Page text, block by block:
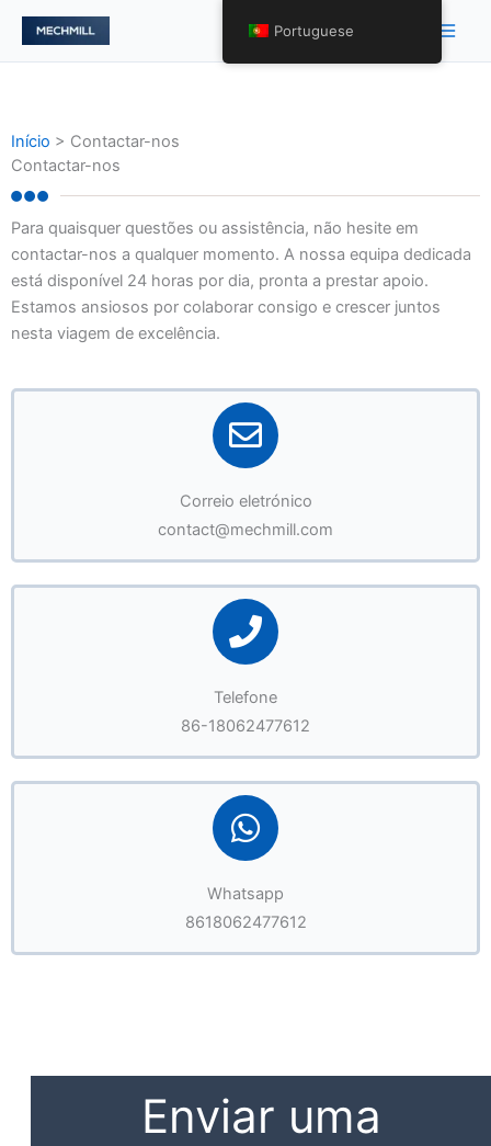
内
Início > Contactar-nos
Contactar-nos
Para quaisquer questões ou assistência, não hesite em
contactar-nos a qualquer momento. A nossa equipa dedicada
está disponível 24 horas por dia, pronta a prestar apoio.
Estamos ansiosos por colaborar consigo e crescer juntos
nesta viagem de excelência.
Correio eletrónico
contact@mechmill.com
Telefone
86-18062477612
Whatsapp
8618062477612
Enviar uma
Portuguese